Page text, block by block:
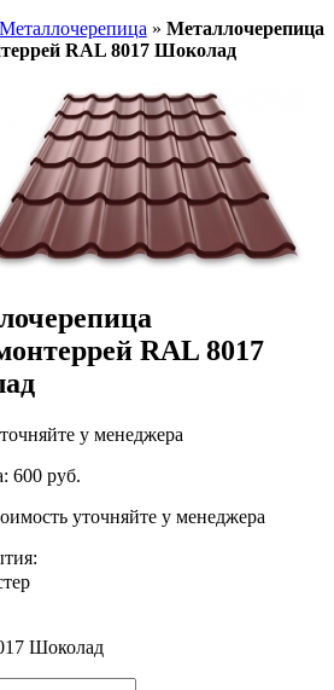
Металлочерепица » Металлочерепица
RAL 8017 Шоколад
RAL 8017
у менеджера
600 руб.
уточняйте у менеджера
:
Шоколад